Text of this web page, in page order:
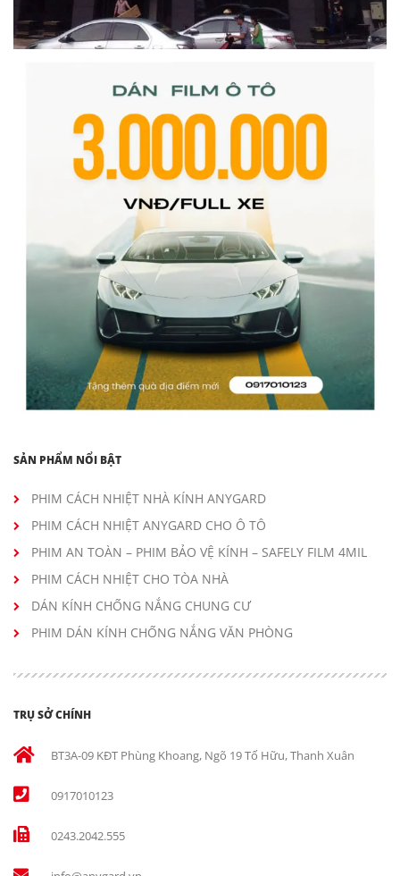
SẢN PHẨM NỔI BẬT
PHIM CÁCH NHIỆT NHÀ KÍNH ANYGARD
PHIM CÁCH NHIỆT ANYGARD CHO Ô TÔ
PHIM AN TOÀN – PHIM BẢO VỆ KÍNH – SAFELY FILM 4MIL
PHIM CÁCH NHIỆT CHO TÒA NHÀ
DÁN KÍNH CHỐNG NẮNG CHUNG CƯ
PHIM DÁN KÍNH CHỐNG NẮNG VĂN PHÒNG
TRỤ SỞ CHÍNH
BT3A-09 KĐT Phùng Khoang, Ngõ 19 Tố Hữu, Thanh Xuân
0917010123
0243.2042.555